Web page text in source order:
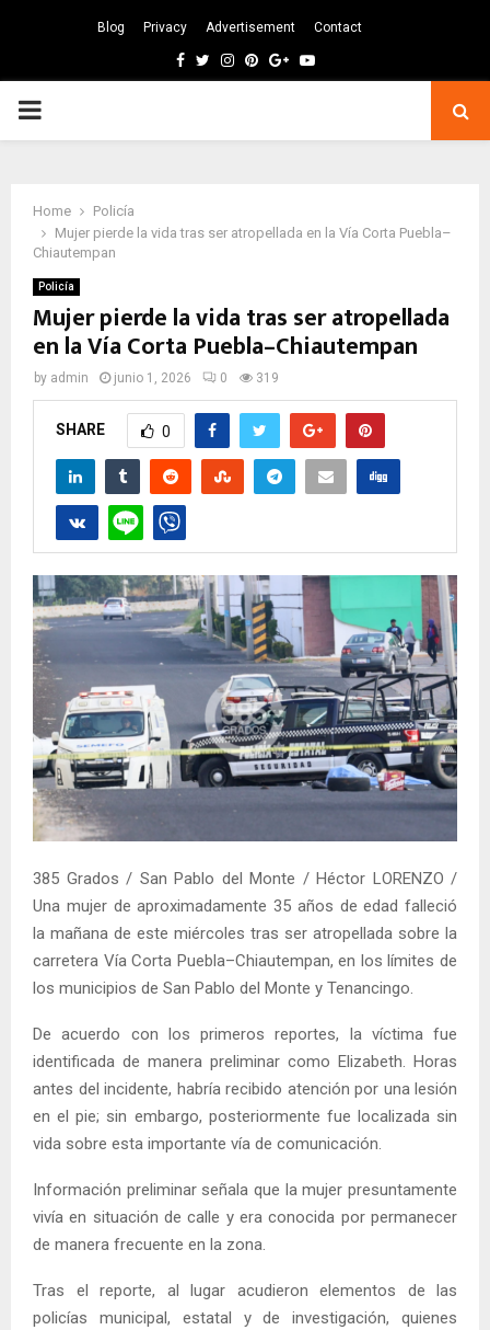
Blog Privacy Advertisement Contact
Facebook
TwitterInstagram
Pinterest
GoogleYoutube
PRIMARY
Home
Policía
Mujer pierde la vida tras ser atropellada en la Vía Corta Puebla–
Chiautempan
Policía
Mujer pierde la vida tras ser atropellada
en la Vía Corta Puebla–Chiautempan
by admin junio 1, 2026 0 319
SHARE 0
385 Grados / San Pablo del Monte / Héctor LORENZO /
Una mujer de aproximadamente 35 años de edad falleció
la mañana de este miércoles tras ser atropellada sobre la
carretera Vía Corta Puebla–Chiautempan, en los límites de
los municipios de San Pablo del Monte y Tenancingo.
De acuerdo con los primeros reportes, la víctima fue
identificada de manera preliminar como Elizabeth. Horas
antes del incidente, habría recibido atención por una lesión
en el pie; sin embargo, posteriormente fue localizada sin
vida sobre esta importante vía de comunicación.
Información preliminar señala que la mujer presuntamente
vivía en situación de calle y era conocida por permanecer
de manera frecuente en la zona.
Tras el reporte, al lugar acudieron elementos de las
policías municipal, estatal y de investigación, quienes